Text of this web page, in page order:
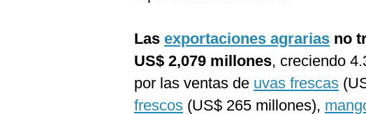
Las exportaciones agrarias no
US$ 2,079 millones, creciendo
por las ventas de uvas frescas
frescos (US$ 265 millones),